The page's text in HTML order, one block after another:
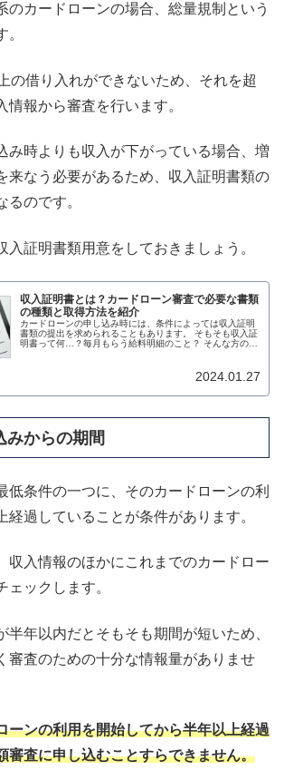
のカードローンの場合、総量規制という
の借り入れができないため、それを超
情報から審査を行います。
み時よりも収入が下がっている場合、増
来なう必要があるため、収入証明書類の
るのです。
入証明書類用意をしておきましょう。
収入証明書とは？カードローン審査で必要な書類
の種類と取得方法を紹介
カードローンの申し込み時には、条件によっては収入証明
書類の提出を求められることもあります。 そもそも収入証
明書って何…？毎月もらう給料明細のこと？ そんな方のた
2024.01.27
からの期間
低条件の一つに、そのカードローンの利
経過していることが条件があります。
収入情報のほかにこれまでのカードロー
ェックします。
半年以内だとそもそも期間が短いため、
審査のための十分な情報量がありませ
ーンの利用を開始してから半年以上経過
審査に申し込むことすらできません。